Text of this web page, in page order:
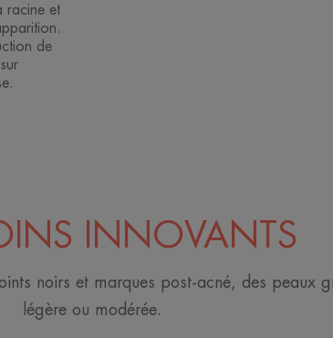
racine et
de
INNOVANTS
noirs et marques post-acné, des peaux
légère ou modérée.